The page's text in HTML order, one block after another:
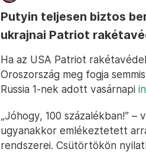
Putyin teljesen biztos
ukrajnai Patriot
Ha az USA Patriot
Oroszország meg fogja
Russia 1-nek adott vasárnapi
„Jóhogy, 100 százalékban!”
ugyanakkor emlékeztetett
rendszerei. Csütörtökön